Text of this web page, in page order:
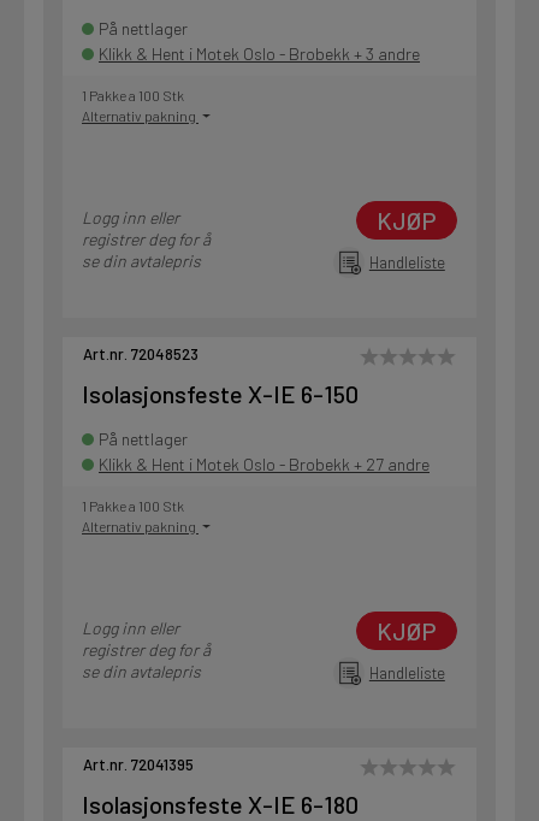
På nettlager
Klikk & Hent i Motek Oslo - Brobekk + 3 andre
1 Pakke a 100 Stk
Alternativ pakning
Logg inn eller
registrer deg for å
se din avtalepris
KJØP
Handleliste
Art.nr. 72048523
Isolasjonsfeste X-IE 6-150
På nettlager
Klikk & Hent i Motek Oslo - Brobekk + 27 andre
1 Pakke a 100 Stk
Alternativ pakning
Logg inn eller
registrer deg for å
se din avtalepris
KJØP
Handleliste
Art.nr. 72041395
Isolasjonsfeste X-IE 6-180